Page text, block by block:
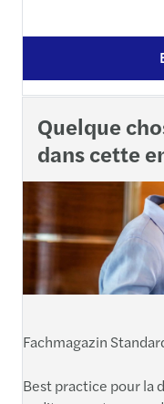
Quelque
dans cette
Fachmagazin
Best practice pour la